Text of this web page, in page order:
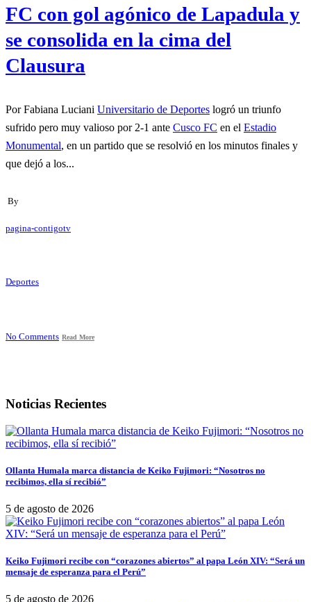
FC con gol agónico de Lapadula y
se consolida en la cima del
Clausura
Por Fabiana Luciani Universitario de Deportes logró un triunfo
sufrido pero muy valioso por 2-1 ante Cusco FC en el Estadio
Monumental, en un partido que se resolvió en los minutos finales y
que dejó a los...
By
pagina-contigotv
Deportes
No Comments Read More
Noticias Recientes
Ollanta Humala marca distancia de Keiko Fujimori: “Nosotros no
recibimos, ella sí recibió”
5 de agosto de 2026
Keiko Fujimori recibe con “corazones abiertos” al papa León XIV: “Será un
mensaje de esperanza para el Perú”
5 de agosto de 2026